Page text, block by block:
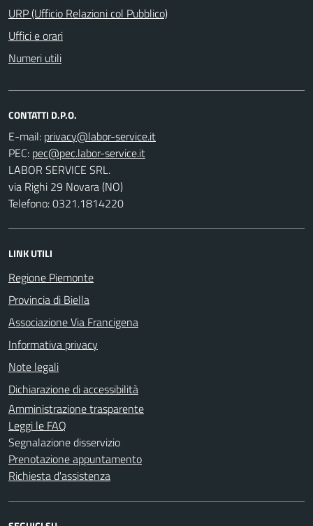
URP (Ufficio Relazioni col Pubblico)
Uffici e orari
Numeri utili
CONTATTI D.P.O.
E-mail:
PEC:
LABOR SERVICE SRL.
via Righi 29 Novara (NO)
Telefono: 0321.1814220
LINK UTILI
Regione Piemonte
Provincia di Biella
Associazione Via Francigena
Informativa privacy
Note legali
Dichiarazione di accessibilità
Amministrazione trasparente
Leggi le FAQ
Segnalazione disservizio
Prenotazione appuntamento
Richiesta d'assistenza